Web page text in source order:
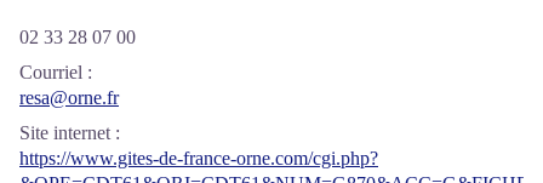
02 33 28 07 00
Courriel :
resa@orne.fr
Site internet :
https://www.gites-de-france-orne.com/cgi.php?